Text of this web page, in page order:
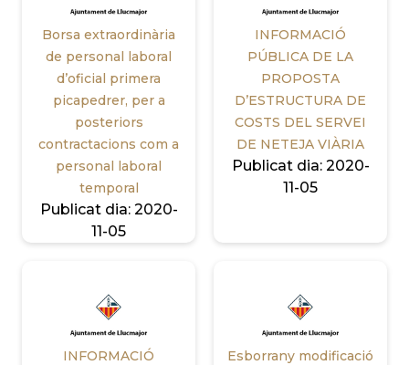
Borsa extraordinària
de personal laboral
d’oficial primera
picapedrer, per a
posteriors
contractacions com a
personal laboral
temporal
Publicat dia: 2020-
11-05
INFORMACIÓ
PÚBLICA DE LA
PROPOSTA
D’ESTRUCTURA DE
COSTS DEL SERVEI
DE NETEJA VIÀRIA
Publicat dia: 2020-
11-05
INFORMACIÓ
Esborrany modificació